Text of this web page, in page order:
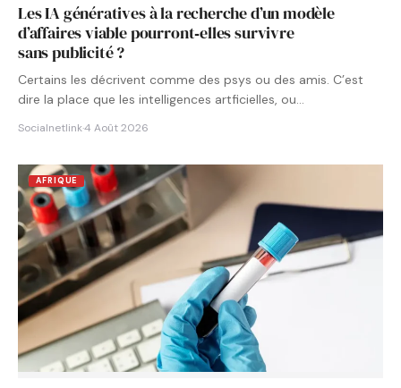
Les IA génératives à la recherche d’un modèle
d’affaires viable pourront‑elles survivre
sans publicité ?
Certains les décrivent comme des psys ou des amis. C’est
dire la place que les intelligences artficielles, ou…
Socialnetlink·4 Août 2026
AFRIQUE